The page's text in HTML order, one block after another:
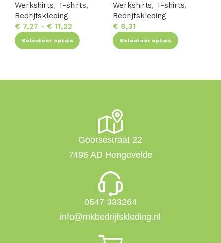
Werkshirts, T-shirts,
Bedrijfskleding
€ 7,27 - € 11,22
Selecteer opties
Werkshirts, T-shirts,
Bedrijfskleding
€8,31
Selecteer opties
Goorsestraat 22
7496 AD Hengevelde
0547-333264
info@mkbedrijfskleding.nl